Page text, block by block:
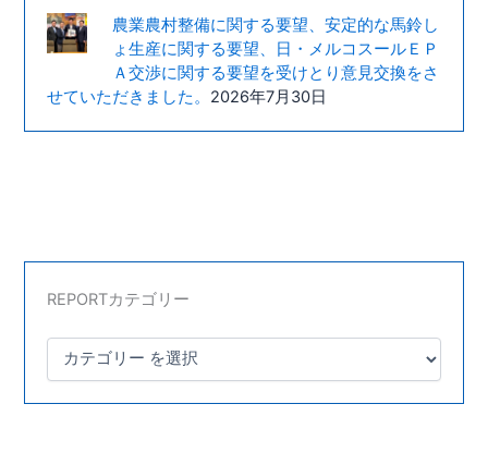
農業農村整備に関する要望、安定的な馬鈴し
ょ生産に関する要望、日・メルコスールＥＰ
Ａ交渉に関する要望を受けとり意見交換をさ
せていただきました。 2026年7月30日
REPORTカテゴリー